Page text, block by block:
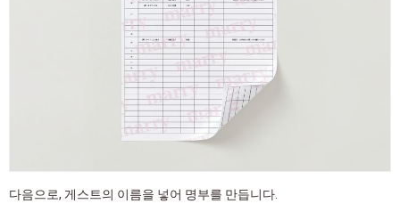
다음으로, 게스트의 이름을 넣어 명부를 만듭니다.